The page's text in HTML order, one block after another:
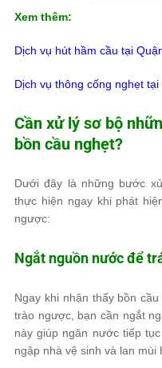
Xem thêm:
Dịch vụ hút hầm cầu tại
Dịch vụ thông cống nghẹt
Cần xử lý sơ bộ
bồn cầu nghẹt?
Dưới đây là những bước
thực hiện ngay khi phát
ngược:
Ngắt nguồn nước để
Ngay khi nhận thấy bồn
trào ngược, bạn cần ngắt
này giúp ngăn nước tiếp
ngập nhà vệ sinh và lan mùi